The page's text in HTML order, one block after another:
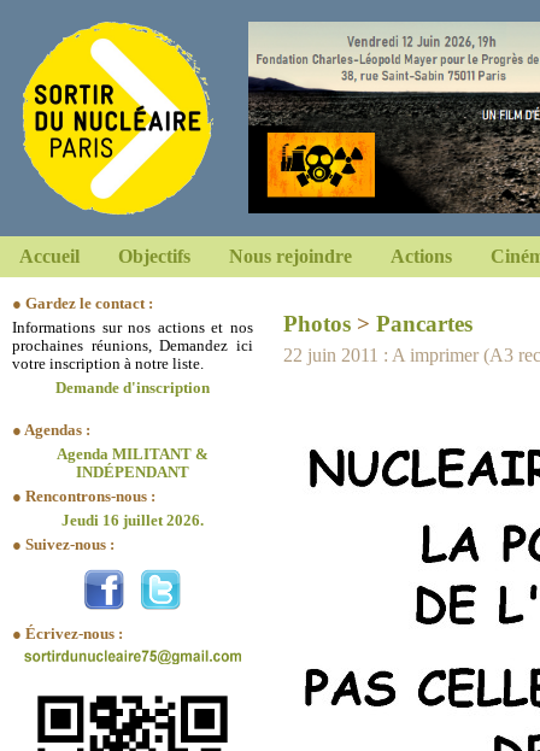
Accueil Objectifs Nous rejoindre Actions
● Gardez le contact :
Informations sur nos actions et nos
prochaines réunions, Demandez ici
votre inscription à notre liste.
Demande d'inscription
● Agendas :
Agenda MILITANT &
INDÉPENDANT
● Rencontrons-nous :
Jeudi 16 juillet 2026.
● Suivez-nous :
● Écrivez-nous :
Photos > Pancartes
22 juin 2011 : A imprimer (A3